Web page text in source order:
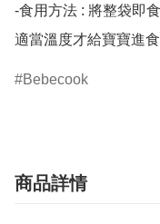
-食用方法 : 將整袋即
適當溫度才給寶寶進食
Bebecook
商品詳情